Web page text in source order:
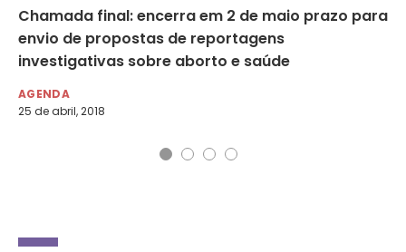
Chamada final: encerra em 2 de maio prazo para
envio de propostas de reportagens
investigativas sobre aborto e saúde
AGENDA
25 de abril, 2018